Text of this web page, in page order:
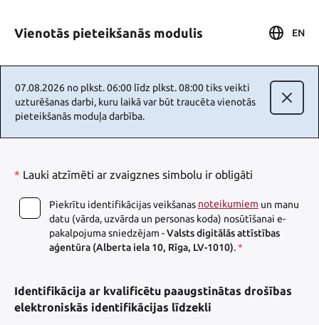
Vienotās pieteikšanās modulis EN
07.08.2026 no plkst. 06:00 līdz plkst. 08:00 tiks veikti
uzturēšanas darbi, kuru laikā var būt traucēta vienotās
pieteikšanās moduļa darbība.
* Lauki atzīmēti ar zvaigznes simbolu ir obligāti
Piekrītu identifikācijas veikšanas noteikumiem un manu
datu (vārda, uzvārda un personas koda) nosūtīšanai e-
pakalpojuma sniedzējam -Valsts digitālās attīstības
aģentūra (Alberta iela 10, Rīga, LV-1010).*
Identifikācija ar kvalificētu paaugstinātas drošības
elektroniskās identifikācijas līdzekli